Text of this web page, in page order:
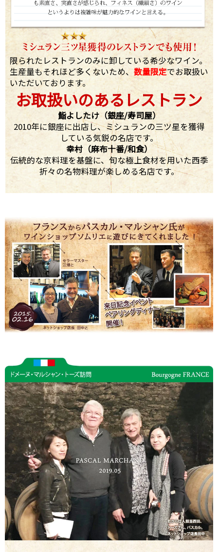
限られたレストランのみに卸している希少なワイン。
生産量もそれほど多くないため、数量限定でお取扱い
いただいております。
お取扱いのあるレストラン
鮨よしたけ（銀座/寿司屋）
2010年に銀座に出店し、ミシュランの三ツ星を獲得
している気鋭の名店です。
幸村（麻布十番/和食）
伝統的な京料理を基盤に、旬な極上食材を用いた西季
折々の名物料理が楽しめる名店です。